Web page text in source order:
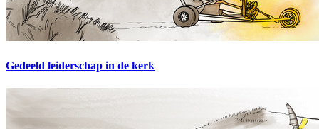
Gedeeld leiderschap in de kerk